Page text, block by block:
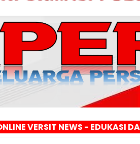
NEWS - EDUKASI DAN